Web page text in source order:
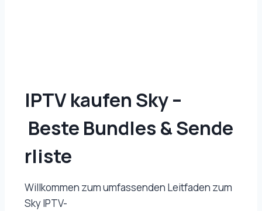
IPTV kaufen Sky –
Beste Bundles & Sende
rliste
Willkommen zum umfassenden Leitfaden zum
Sky IPTV-